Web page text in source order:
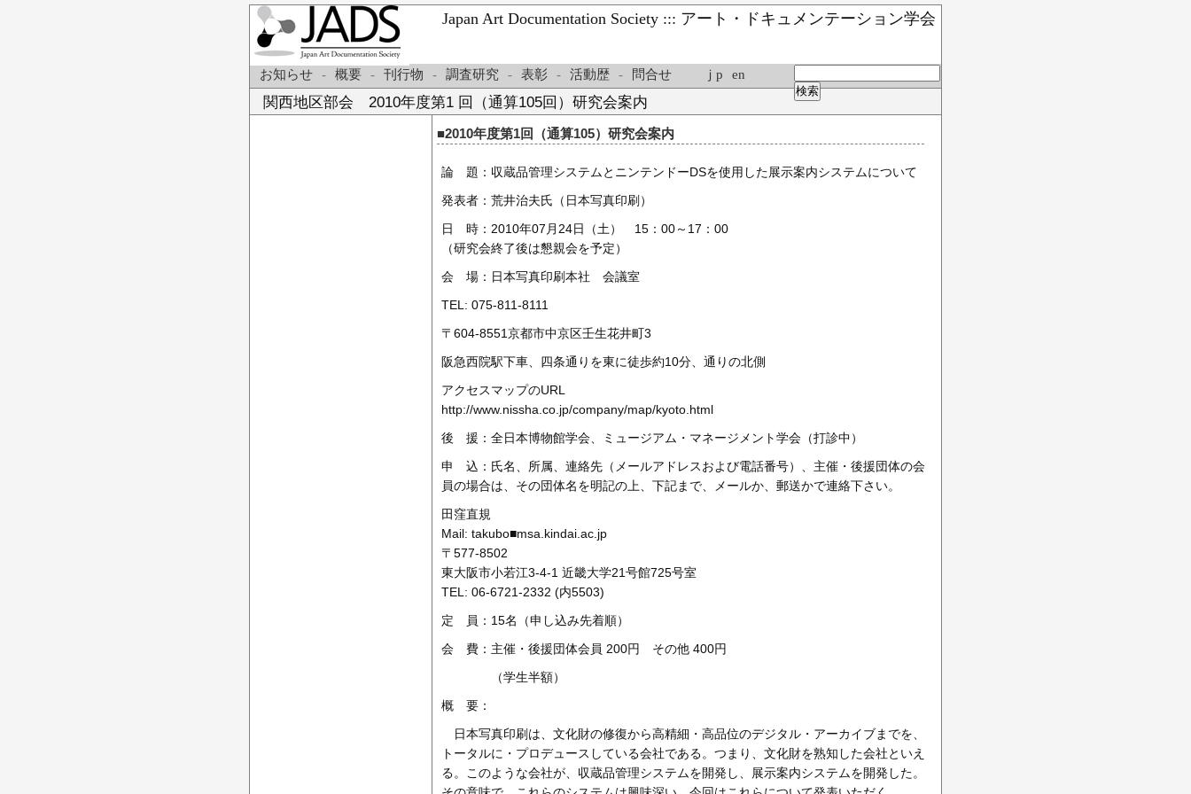
Japan Art Documentation Society ::: アート・ドキュメンテーション学会
お知らせ - 概要 - 刊行物 - 調査研究 - 表彰 - 活動歴 - 問合せ ｊp en
関西地区部会 2010年度第1 回（通算105回）研究会案内
■2010年度第1回（通算105）研究会案内
論 題：収蔵品管理システムとニンテンドーDSを使用した展示案内システムについて
発表者：荒井治夫氏（日本写真印刷）
日 時：2010年07月24日（土） 15：00～17：00
（研究会終了後は懇親会を予定）
会 場：日本写真印刷本社 会議室
TEL: 075-811-8111
〒604-8551京都市中京区壬生花井町3
阪急西院駅下車、四条通りを東に徒歩約10分、通りの北側
アクセスマップのURL
http://www.nissha.co.jp/company/map/kyoto.html
後 援：全日本博物館学会、ミュージアム・マネージメント学会（打診中）
申 込：氏名、所属、連絡先（メールアドレスおよび電話番号）、主催・後援団体の会
員の場合は、その団体名を明記の上、下記まで、メールか、郵送かで連絡下さい。
田窪直規
Mail: takubo■msa.kindai.ac.jp
〒577-8502
東大阪市小若江3-4-1 近畿大学21号館725号室
TEL: 06-6721-2332 (内5503)
定 員：15名（申し込み先着順）
会 費：主催・後援団体会員 200円 その他 400円
（学生半額）
概 要：
日本写真印刷は、文化財の修復から高精細・高品位のデジタル・アーカイブまでを、
トータルに・プロデュースしている会社である。つまり、文化財を熟知した会社といえ
る。このような会社が、収蔵品管理システムを開発し、展示案内システムを開発した。